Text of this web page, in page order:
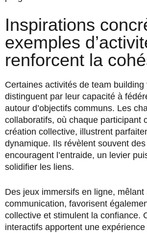
Inspirations
exemples
renforcent la
Certaines activités de team building
distinguent par leur capacité à
autour d’objectifs communs. Les
collaboratifs, où chaque participant
création collective, illustrent
dynamique. Ils révèlent souvent
encouragent l’entraide, un levier
solidifier les liens.
Des jeux immersifs en ligne, mêlant
communication, favorisent
collective et stimulent la confiance.
interactifs apportent une